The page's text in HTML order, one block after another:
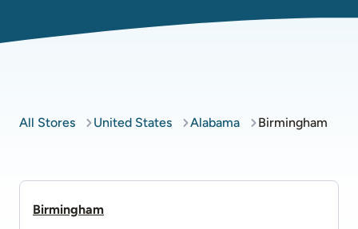
All Stores United States Alabama Birmingham
Birmingham